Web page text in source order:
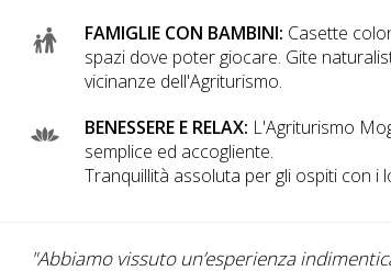
FAMIGLIE CON BAMBINI: Casette
spazi dove poter giocare. Gite
vicinanze dell'Agriturismo.
BENESSERE E RELAX: L'Agriturismo
semplice ed accogliente.
Tranquillità assoluta per gli ospiti con i
"Abbiamo vissuto un’esperienza